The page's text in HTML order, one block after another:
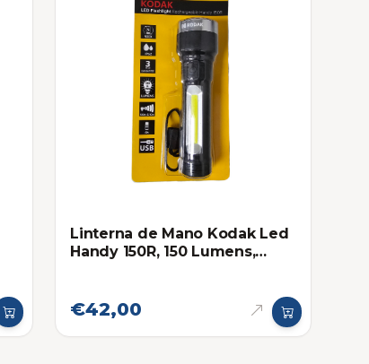
Linterna de Mano Kodak Led
Handy 150R, 150 Lumens,
€42,00